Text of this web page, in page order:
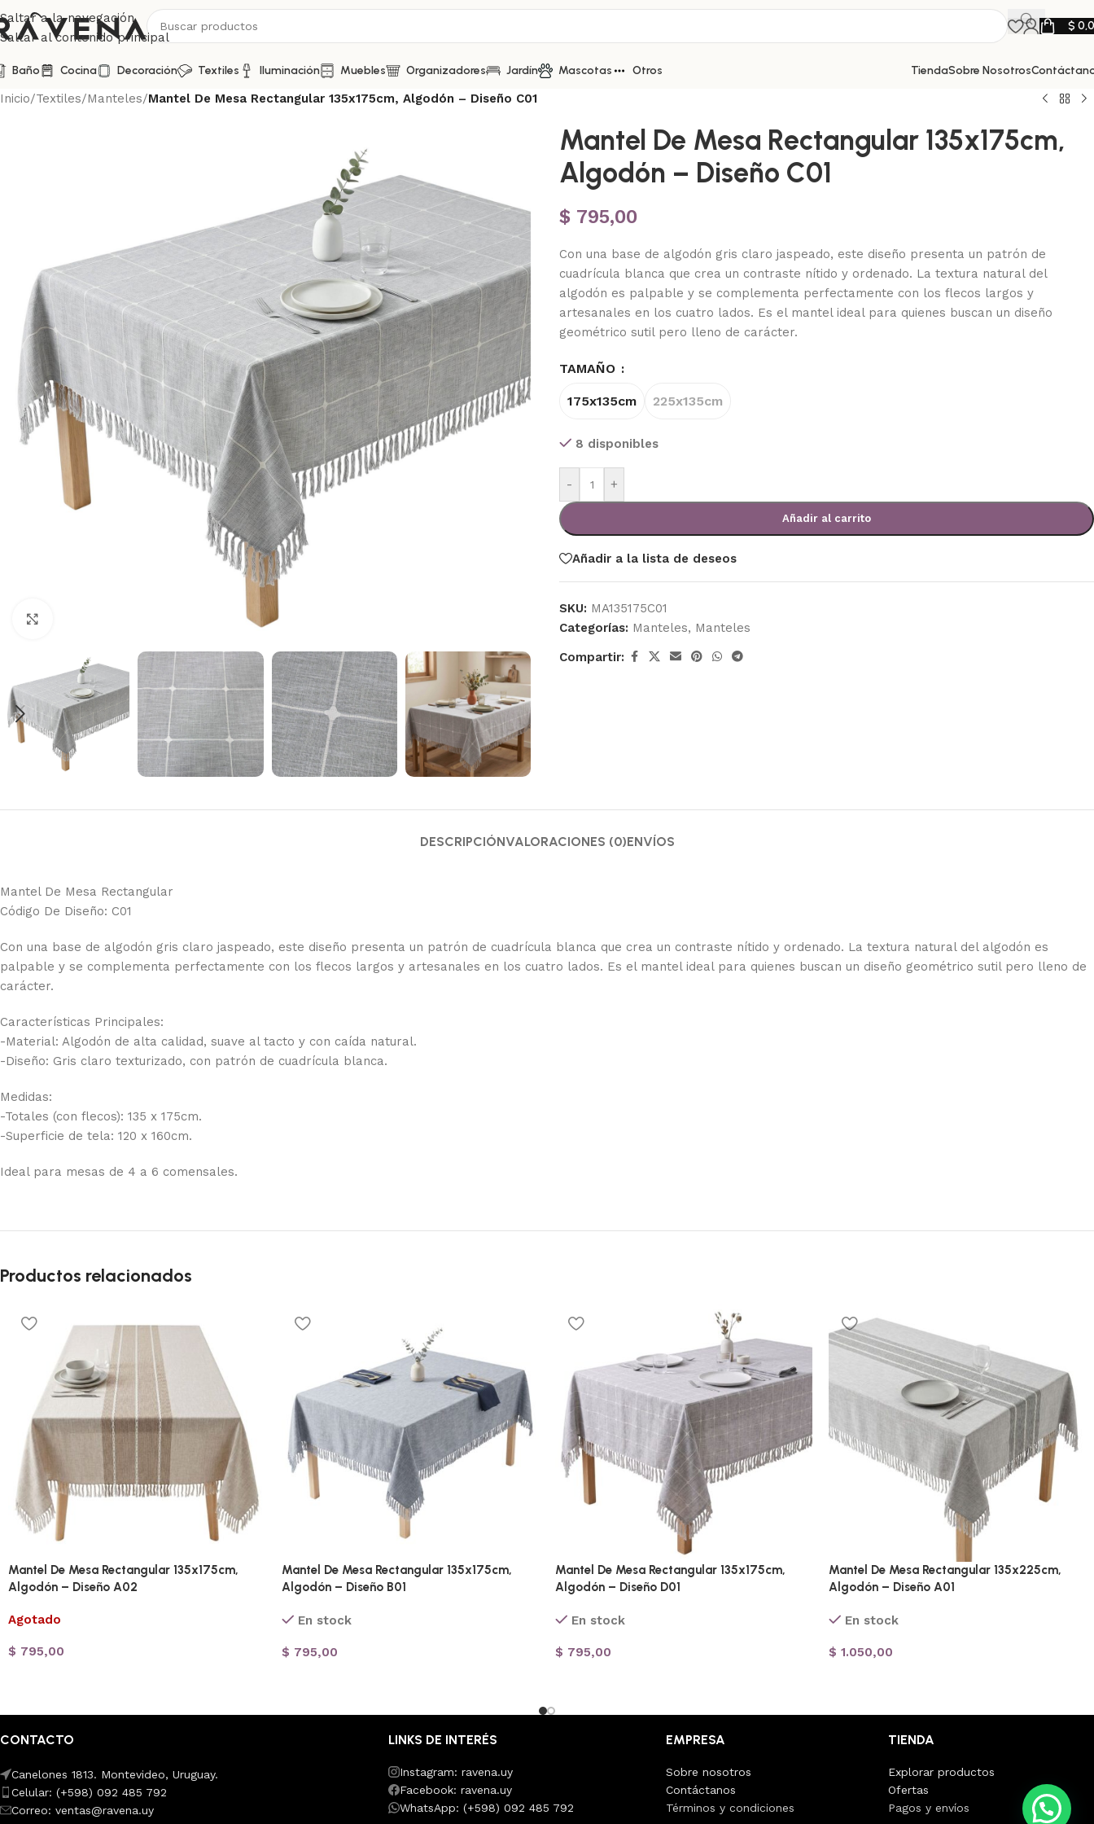
Saltar a la navegación
Saltar al contenido principal
$
Baño Cocina Decoración Textiles Iluminación Muebles Organizadores Jardín Mascotas Otros TiendaSobre Nosotros
Inicio/Textiles/Manteles/Mantel De Mesa Rectangular 135x175cm, Algodón – Diseño C01
Mantel De Mesa Rectangular 135x175cm,
Algodón – Diseño C01
$ 795,00
Con una base de algodón gris claro jaspeado, este diseño presenta un patrón de
cuadrícula blanca que crea un contraste nítido y ordenado. La textura natural del
algodón es palpable y se complementa perfectamente con los flecos largos y
artesanales en los cuatro lados. Es el mantel ideal para quienes buscan un diseño
geométrico sutil pero lleno de carácter.
TAMAÑO
175x135cm 225x135cm
8 disponibles
- +
Añadir al carrito
Añadir a la lista de deseos
SKU: MA135175C01
Categorías: Manteles, Manteles
Compartir:
DESCRIPCIÓNVALORACIONES (0)ENVÍOS
Mantel De Mesa Rectangular
Código De Diseño: C01
Con una base de algodón gris claro jaspeado, este diseño presenta un patrón de cuadrícula blanca que crea un contraste nítido y ordenado. La textura natural del algodón es
palpable y se complementa perfectamente con los flecos largos y artesanales en los cuatro lados. Es el mantel ideal para quienes buscan un diseño geométrico sutil pero lleno de
carácter.
Características Principales:
-Material: Algodón de alta calidad, suave al tacto y con caída natural.
-Diseño: Gris claro texturizado, con patrón de cuadrícula blanca.
Medidas:
-Totales (con flecos): 135 x 175cm.
-Superficie de tela: 120 x 160cm.
Ideal para mesas de 4 a 6 comensales.
Productos relacionados
Mantel De Mesa Rectangular 135x175cm,
Algodón – Diseño A02
Agotado
$ 795,00
Mantel De Mesa Rectangular 135x175cm,
Algodón – Diseño B01
En stock
$ 795,00
Mantel De Mesa Rectangular 135x175cm,
Algodón – Diseño D01
En stock
$ 795,00
Mantel De Mesa Rectangular 135x225cm,
Algodón – Diseño A01
En stock
$ 1.050,00
CONTACTO
Canelones 1813. Montevideo, Uruguay.
Celular: (+598) 092 485 792
Correo: ventas@ravena.uy
LINKS DE INTERÉS
Instagram: ravena.uy
Facebook: ravena.uy
WhatsApp: (+598) 092 485 792
EMPRESA
Sobre nosotros
Contáctanos
Términos y condiciones
TIENDA
Explorar productos
Ofertas
Pagos y envíos
💭 ¿Necesitas ayuda?